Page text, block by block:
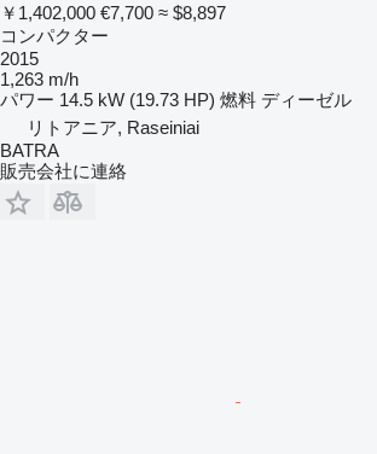
￥1,402,000 €7,700 ≈ $8,897
コンパクター
2015
1,263 m/h
パワー 14.5 kW (19.73 HP) 燃料 ディーゼル
リトアニア, Raseiniai
BATRA
販売会社に連絡